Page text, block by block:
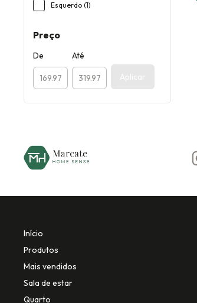
Esquerdo (1)
Preço
De
Até
Aplicar
Início
Produtos
Mais vendidos
Sala de estar
Quarto